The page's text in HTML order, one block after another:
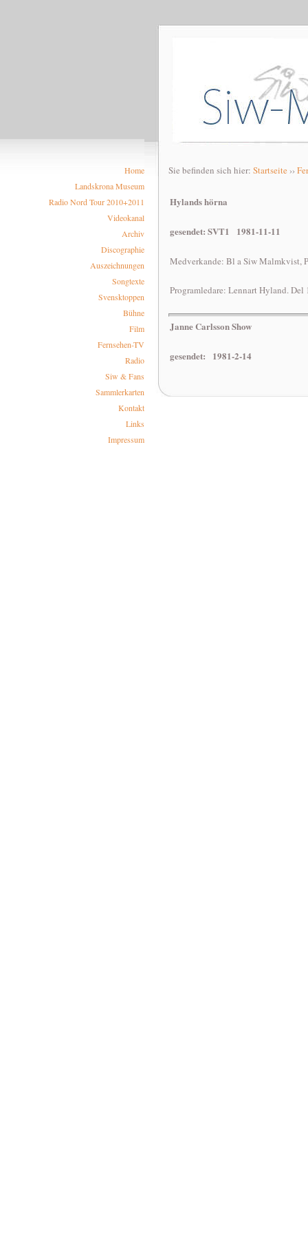
Home
Landskrona Museum
Radio Nord Tour 2010+2011
Videokanal
Archiv
Discographie
Auszeichnungen
Songtexte
Svensktoppen
Bühne
Film
Fernsehen-TV
Radio
Siw & Fans
Sammlerkarten
Kontakt
Links
Impressum
Sie befinden sich hier: Startseite ››
Hylands hörna
gesendet: SVT1 1981-11-11
Medverkande: Bl a Siw Malmkvist,
Programledare: Lennart Hyland. Del
Janne Carlsson Show
gesendet: 1981-2-14